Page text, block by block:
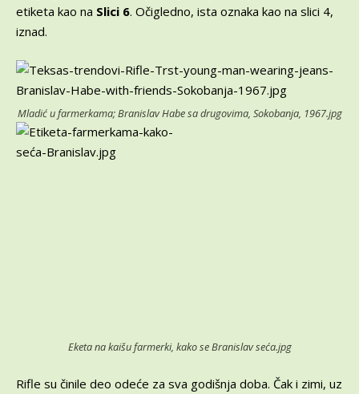
etiketa kao na Slici 6. Očigledno, ista oznaka kao na slici 4,
iznad.
Mladić u farmerkama; Branislav Habe sa drugovima, Sokobanja, 1967.jpg
Eketa na kaišu farmerki, kako se Branislav seća.jpg
Rifle su činile deo odeće za sva godišnja doba. Čak i zimi, uz